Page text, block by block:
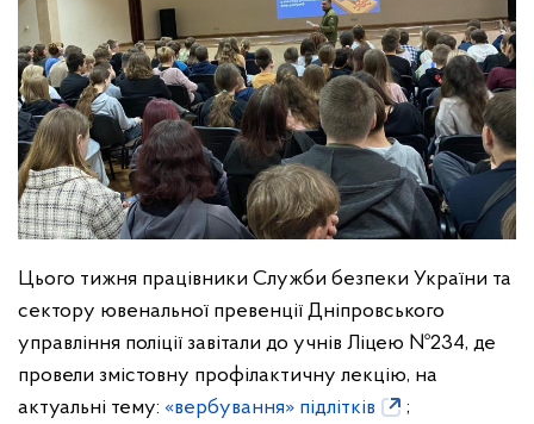
Цього тижня працівники Служби безпеки України та
сектору ювенальної превенції Дніпровського
управління поліції завітали до учнів Ліцею №234, де
провели змістовну профілактичну лекцію, на
актуальні тему: «вербування» підлітків
;